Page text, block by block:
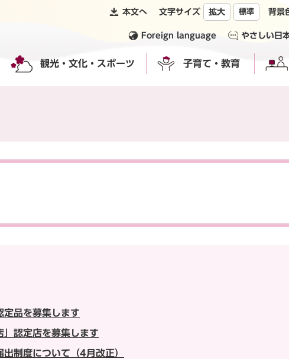
本文へ 文字サイズ 拡大 標準 背景
Foreign language やさしい日
観光・文化・スポーツ 子育て・教育
定品を募集します
」認定店を募集します
制度について（4月改正）